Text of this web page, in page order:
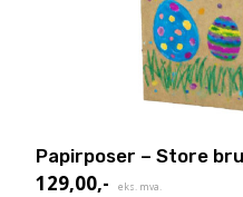
Papirposer – Store
129,00,- eks. mva.